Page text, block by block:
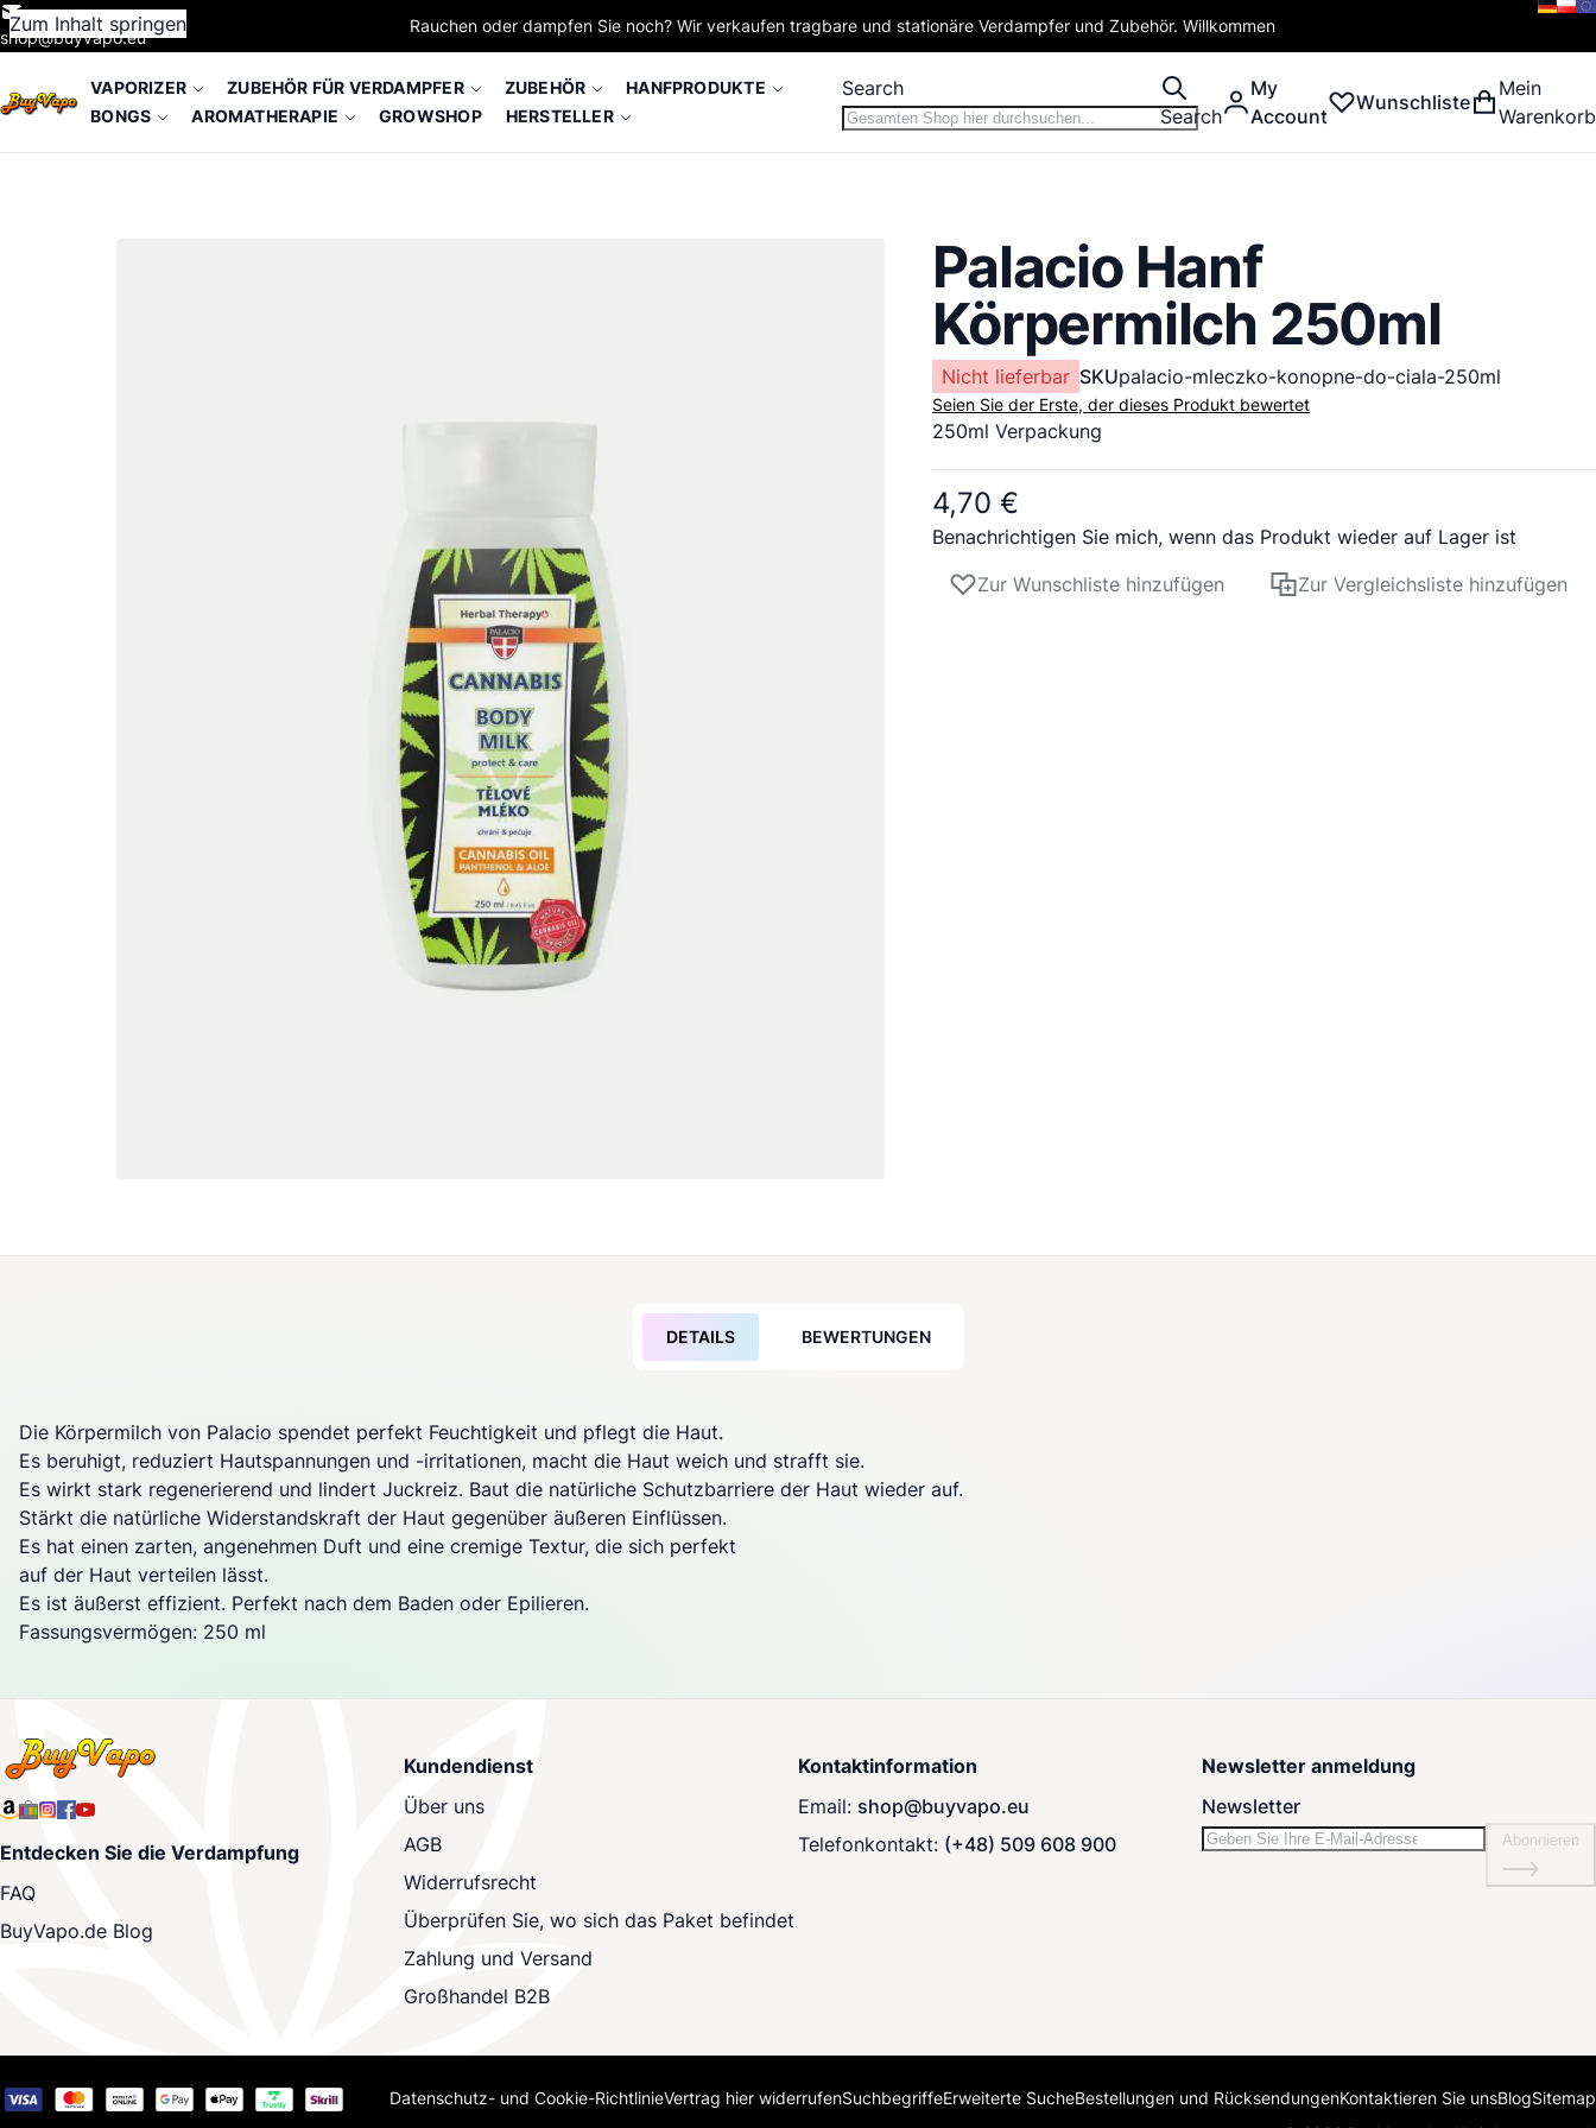
Zum Inhalt springen
shop@buyvapo.eu
Rauchen oder dampfen Sie noch? Wir verkaufen tragbare und stationäre Verdampfer und Zubehör. Willkommen
VAPORIZER ZUBEHÖR FÜR VERDAMPFER ZUBEHÖR
HANFPRODUKTE
BONGS
AROMATHERAPIE GROWSHOP HERSTELLER
Search
Search
My
Account
Wunschliste
Mein
Warenkorb
Palacio Hanf
Körpermilch 250ml
Nicht lieferbar SKUpalacio-mleczko-konopne-do-ciala-250ml
Seien Sie der Erste, der dieses Produkt bewertet
250ml Verpackung
4,70 €
Benachrichtigen Sie mich, wenn das Produkt wieder auf Lager ist
Zur Wunschliste hinzufügen
Zur Vergleichsliste hinzufügen
DETAILS BEWERTUNGEN
Die Körpermilch von Palacio spendet perfekt Feuchtigkeit und pflegt die Haut.
Es beruhigt, reduziert Hautspannungen und -irritationen, macht die Haut weich und strafft sie.
Es wirkt stark regenerierend und lindert Juckreiz. Baut die natürliche Schutzbarriere der Haut wieder auf.
Stärkt die natürliche Widerstandskraft der Haut gegenüber äußeren Einflüssen.
Es hat einen zarten, angenehmen Duft und eine cremige Textur, die sich perfekt
auf der Haut verteilen lässt.
Es ist äußerst effizient. Perfekt nach dem Baden oder Epilieren.
Fassungsvermögen: 250 ml
Entdecken Sie die Verdampfung
FAQ
BuyVapo.de Blog
Kundendienst
Über uns
AGB
Widerrufsrecht
Überprüfen Sie, wo sich das Paket befindet
Zahlung und Versand
Großhandel B2B
Kontaktinformation
Email: shop@buyvapo.eu
Telefonkontakt: (+48) 509 608 900
Newsletter anmeldung
Newsletter
Abonnieren
Datenschutz- und Cookie-RichtlinieVertrag hier widerrufenSuchbegriffeErweiterte SucheBestellungen und RücksendungenKontaktieren Sie unsBlogSitemap